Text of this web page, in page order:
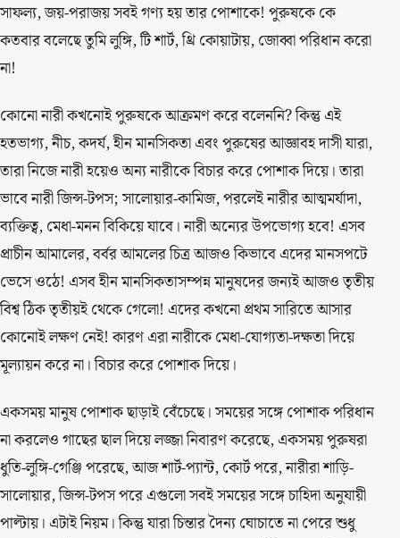
সাফল্য, জয়-পরাজয় সবই গণ্য হয় তার পোশাকে! পুরুষকে কে
কতবার বলেছে তুমি লুঙ্গি, টি শার্ট, থ্রি কোয়াটায়, জোব্বা পরিধান করো
না!
কোনো নারী কখনোই পুরুষকে আক্রমণ করে বলেননি? কিন্তু এই
হতভাগ্য, নীচ, কদর্য, হীন মানসিকতা এবং পুরুষের আজ্ঞাবহ দাসী যারা,
তারা নিজে নারী হয়েও অন্য নারীকে বিচার করে পোশাক দিয়ে। তারা
ভাবে নারী জিন্স-টপস; সালোয়ার-কামিজ, পরলেই নারীর আত্মমর্যাদা,
ব্যক্তিত্ব, মেধা-মনন বিকিয়ে যাবে। নারী অন্যের উপভোগ্য হবে! এসব
প্রাচীন আমালের, বর্বর আমলের চিত্র আজও কিভাবে এদের মানসপটে
ভেসে ওঠে! এসব হীন মানসিকতাসম্পন্ন মানুষদের জন্যই আজও তৃতীয়
বিশ্ব ঠিক তৃতীয়ই থেকে গেলো! এদের কখনো প্রথম সারিতে আসার
কোনোই লক্ষণ নেই! কারণ এরা নারীকে মেধা-যোগ্যতা-দক্ষতা দিয়ে
মূল্যায়ন করে না। বিচার করে পোশাক দিয়ে।
একসময় মানুষ পোশাক ছাড়াই বেঁচেছে। সময়ের সঙ্গে পোশাক পরিধান
না করলেও গাছের ছাল দিয়ে লজ্জা নিবারণ করেছে, একসময় পুরুষরা
ধুতি-লুঙ্গি-গেঞ্জি পরেছে, আজ শার্ট-প্যান্ট, কোর্ট পরে, নারীরা শাড়ি-
সালোয়ার, জিন্স-টপস পরে এগুলো সবই সময়ের সঙ্গে চাহিদা অনুযায়ী
পাল্টায়। এটাই নিয়ম। কিন্তু যারা চিন্তার দৈন্য ঘোচাতে না পেরে শুধু